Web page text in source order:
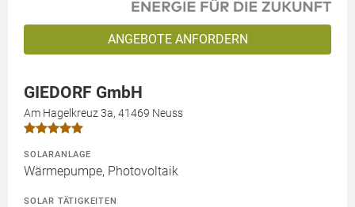
ANGEBOTE ANFORDERN
GIEDORF GmbH
Am Hagelkreuz 3a, 41469 Neuss
SOLARANLAGE
Wärmepumpe, Photovoltaik
SOLAR TÄTIGKEITEN